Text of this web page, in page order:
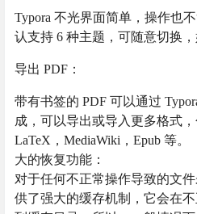
Typora 不光界面简单，操作也
认支持 6 种主题，可随意切换
导出 PDF：
带有书签的 PDF 可以通过
成，可以导出或导入更多格式，
LaTeX，MediaWiki，Epub 等。
大的恢复功能：
对于任何不正常操作导致的文
供了强大的缓存机制，它会在